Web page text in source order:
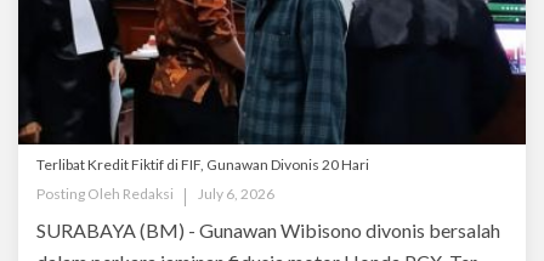
Terlibat Kredit Fiktif di FIF, Gunawan Divonis 20 Hari
Posting Oleh Redaksi July 6, 2026
SURABAYA (BM) - Gunawan Wibisono divonis bersalah